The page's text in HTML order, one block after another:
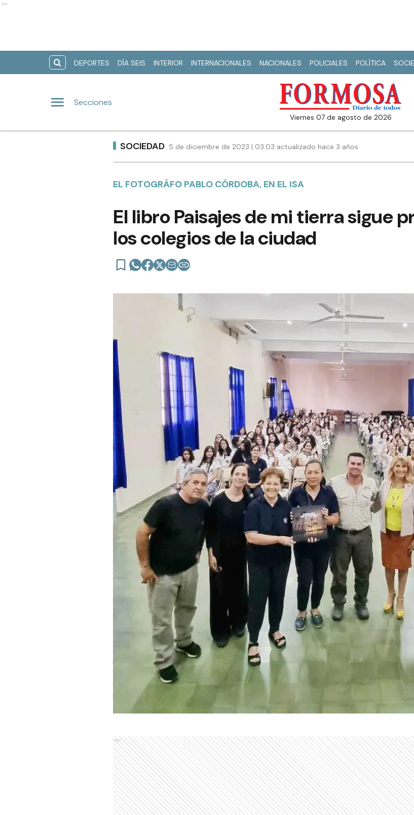
Ads
DEPORTES DÍA SEIS INTERIOR INTERNACIONALES NACIONALES POLICIALES POLÍTICA
Secciones
viernes 07 de agosto de 2026
SOCIEDAD 5 de diciembre de 2023 | 03:03 actualizado hace 3 años
EL FOTOGRÁFO PABLO CÓRDOBA, EN EL ISA
El libro Paisajes de mi tierra sigue
los colegios de la ciudad
Ads